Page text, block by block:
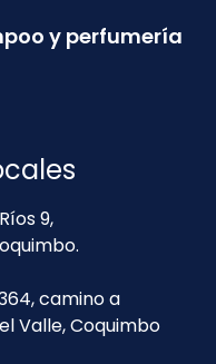
y perfumería
9,
camino a
Valle, Coquimbo